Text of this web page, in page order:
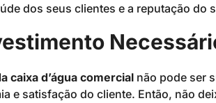
dos seus clientes e a reputação do
caixa d’água comercial não pode ser
e satisfação do cliente. Então, não